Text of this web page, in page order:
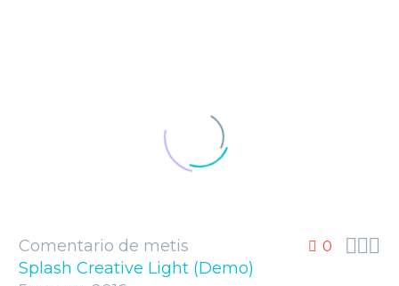
0 
Comentario de metis
Splash Creative Light (Demo)